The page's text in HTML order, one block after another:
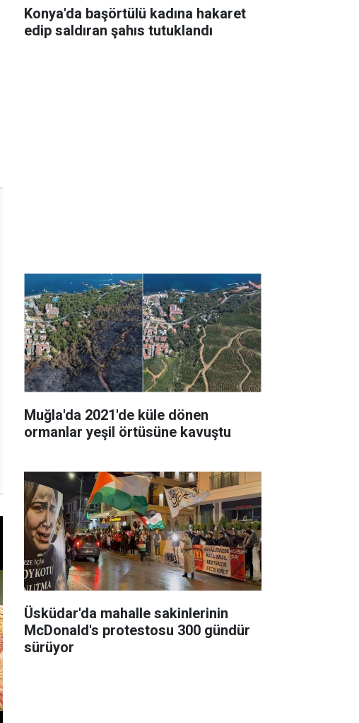
Konya'da başörtülü kadına hakaret
edip saldıran şahıs tutuklandı
Muğla'da 2021'de küle dönen
ormanlar yeşil örtüsüne kavuştu
Üsküdar'da mahalle sakinlerinin
McDonald's protestosu 300 gündür
sürüyor